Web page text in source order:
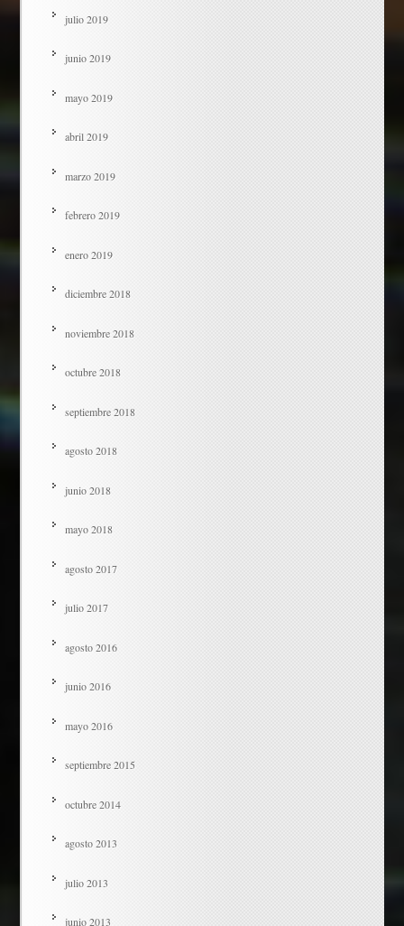
julio 2019
junio 2019
mayo 2019
abril 2019
marzo 2019
febrero 2019
enero 2019
diciembre 2018
noviembre 2018
octubre 2018
septiembre 2018
agosto 2018
junio 2018
mayo 2018
agosto 2017
julio 2017
agosto 2016
junio 2016
mayo 2016
septiembre 2015
octubre 2014
agosto 2013
julio 2013
junio 2013